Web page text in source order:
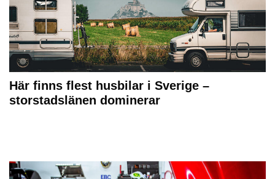
Här finns flest husbilar i Sverige –
storstadslänen dominerar